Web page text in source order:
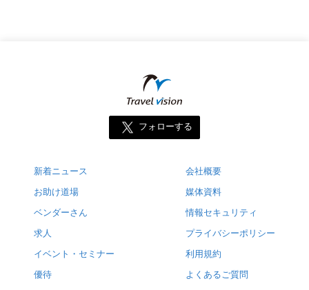
フォローする
新着ニュース
お助け道場
ベンダーさん
求人
イベント・セミナー
優待
会社概要
媒体資料
情報セキュリティ
プライバシーポリシー
利用規約
よくあるご質問